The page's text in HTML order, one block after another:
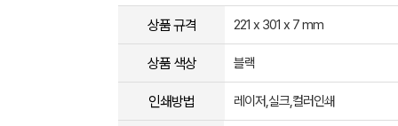
상품 규격 221 x 301 x 7 mm
상품 색상 블랙
인쇄방법 레이저,실크,컬러인쇄